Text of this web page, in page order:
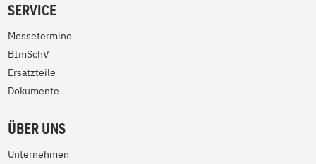
SERVICE
Messetermine
BImSchV
Ersatzteile
Dokumente
ÜBER UNS
Unternehmen